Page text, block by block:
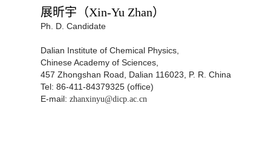
展昕宇 （Xin-Yu Zhan）
Ph. D. Candidate
Dalian Institute of Chemical Physics,
Chinese Academy of Sciences,
457 Zhongshan Road, Dalian 116023, P. R. China
Tel: 86-411-84379325 (office)
E-mail: zhanxinyu@dicp.ac.cn